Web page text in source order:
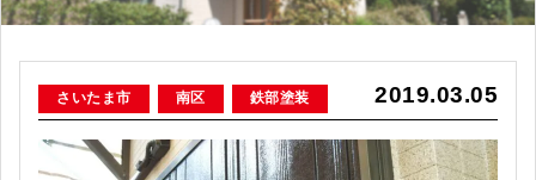
2019.03.05
さいたま市 南区 鉄部塗装